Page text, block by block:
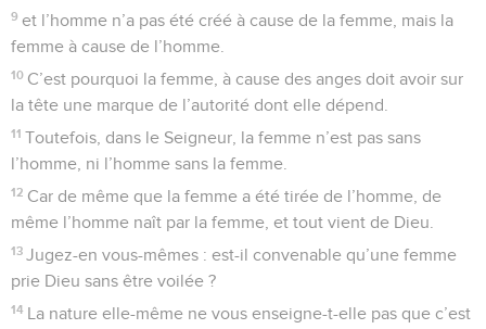
9 et l’homme n’a pas été créé à cause de la femme, mais la
femme à cause de l’homme.
10 C’est pourquoi la femme, à cause des anges doit avoir sur
la tête une marque de l’autorité dont elle dépend.
11 Toutefois, dans le Seigneur, la femme n’est pas sans
l’homme, ni l’homme sans la femme.
12 Car de même que la femme a été tirée de l’homme, de
même l’homme naît par la femme, et tout vient de Dieu.
13 Jugez-en vous-mêmes : est-il convenable qu’une femme
prie Dieu sans être voilée ?
14 La nature elle-même ne vous enseigne-t-elle pas que c’est